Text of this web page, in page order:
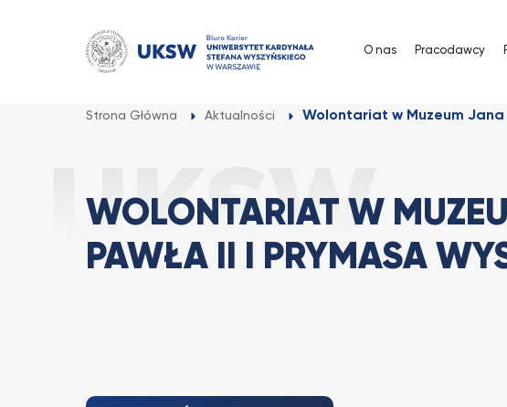
O nas Pracodawcy
Strona Główna Aktualności Wolontariat w Muzeum Jana
WOLONTARIAT W
PAWŁA II I PRYMASA